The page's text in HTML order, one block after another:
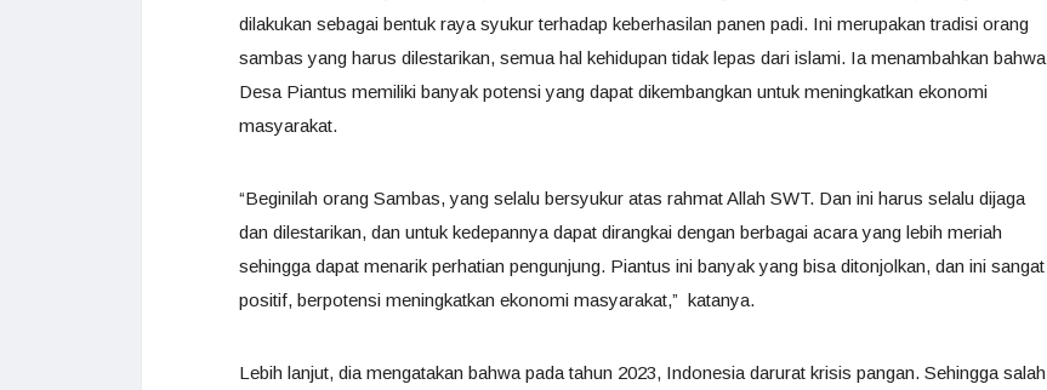
dilakukan sebagai bentuk raya syukur terhadap keberhasilan panen padi. Ini merupakan tradisi orang
sambas yang harus dilestarikan, semua hal kehidupan tidak lepas dari islami. Ia menambahkan bahwa
Desa Piantus memiliki banyak potensi yang dapat dikembangkan untuk meningkatkan ekonomi
masyarakat.
“Beginilah orang Sambas, yang selalu bersyukur atas rahmat Allah SWT. Dan ini harus selalu dijaga
dan dilestarikan, dan untuk kedepannya dapat dirangkai dengan berbagai acara yang lebih meriah
sehingga dapat menarik perhatian pengunjung. Piantus ini banyak yang bisa ditonjolkan, dan ini sangat
positif, berpotensi meningkatkan ekonomi masyarakat,” katanya.
Lebih lanjut, dia mengatakan bahwa pada tahun 2023, Indonesia darurat krisis pangan. Sehingga salah